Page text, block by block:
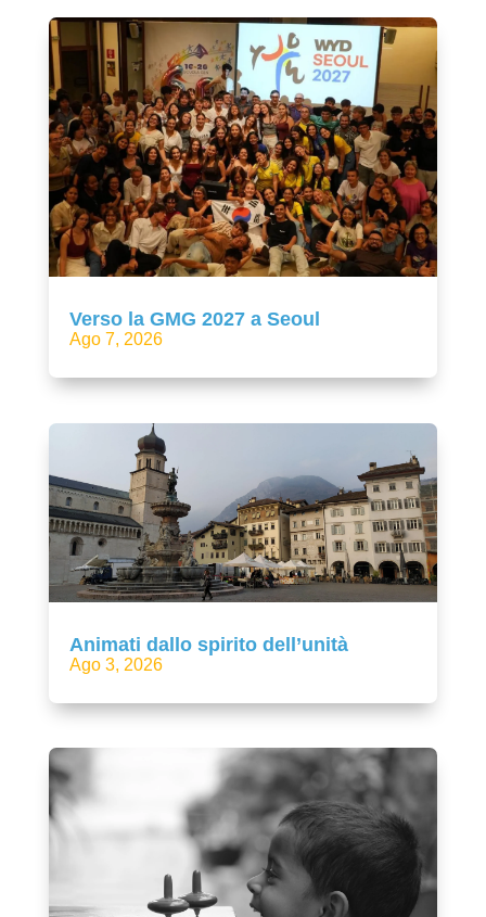
Verso la GMG 2027 a Seoul
Ago 7, 2026
Animati dallo spirito dell’unità
Ago 3, 2026